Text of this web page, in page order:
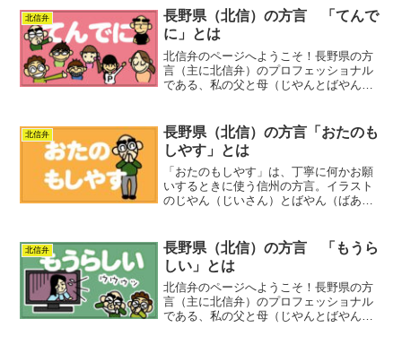
かじかんでままやく。足がままやいて転
ぶ。
北信弁
長野県（北信）の方言 「てんで
に」とは
北信弁のページへようこそ！長野県の方
言（主に北信弁）のプロフェッショナル
である、私の父と母（じやんとばやん）
人、それぞれ作る。」という意味。
北信弁
長野県（北信）の方言「おたのも
しやす」とは
「おたのもしやす」は、丁寧に何かお願
いするときに使う信州の方言。イラスト
のじやん（じいさん）とばやん（ばあさ
北信弁
長野県（北信）の方言 「もうら
しい」とは
北信弁のページへようこそ！長野県の方
言（主に北信弁）のプロフェッショナル
である、私の父と母（じやんとばやん）